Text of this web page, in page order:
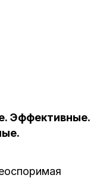
Эффективные.